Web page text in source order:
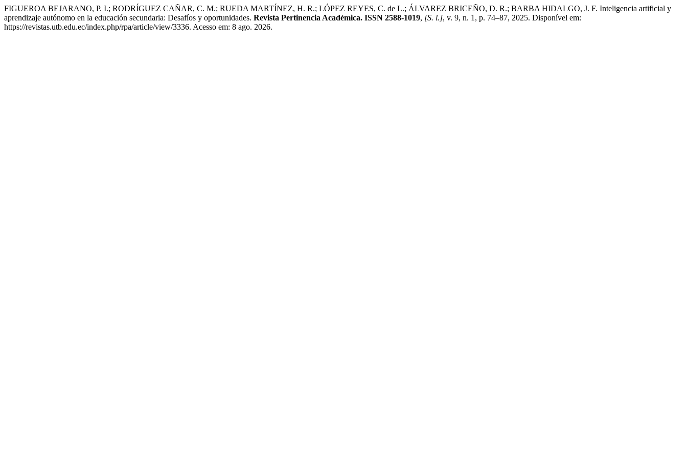
FIGUEROA BEJARANO, P. I.; RODRÍGUEZ CAÑAR, C. M.; RUEDA MARTÍNEZ, H. R.; LÓPEZ REYES, C. de L.; ÁLVAREZ BRICEÑO, D. R.; BARBA HIDALGO, J. F. Inteligencia artificial y
aprendizaje autónomo en la educación secundaria: Desafíos y oportunidades. Revista Pertinencia Académica. ISSN 2588-1019, [S. l.], v. 9, n. 1, p. 74–87, 2025. Disponível em:
https://revistas.utb.edu.ec/index.php/rpa/article/view/3336. Acesso em: 8 ago. 2026.